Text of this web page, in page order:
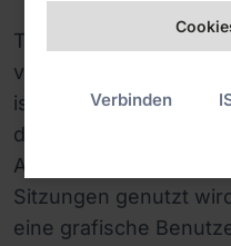
Terpel setzte auch
von ISL Online ein.
ist eine einfache,
die von den Support-
Ausgangspunkt für
Sitzungen genutzt
eine grafische
Verbinden